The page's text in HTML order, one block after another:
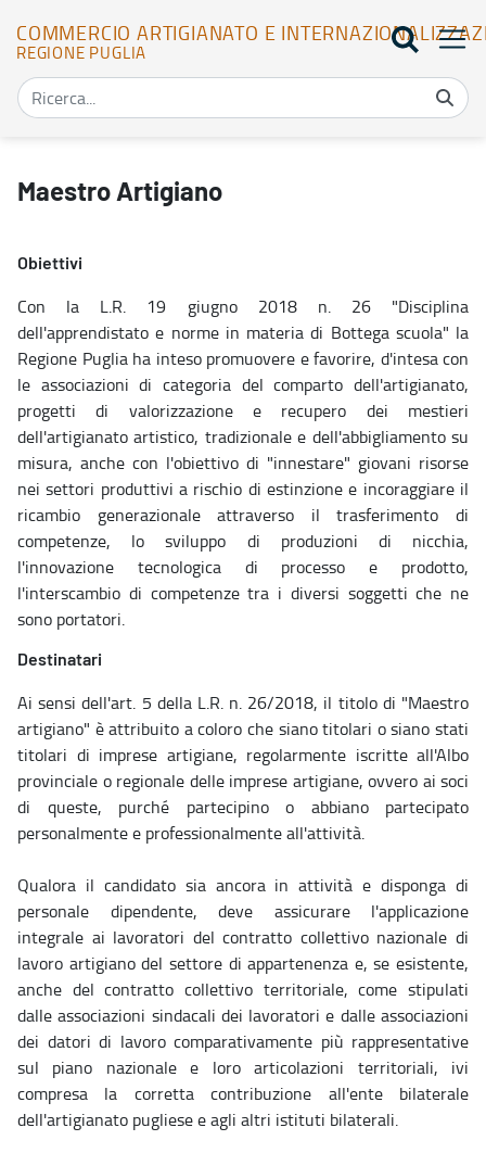
COMMERCIO ARTIGIANATO E
REGIONE PUGLIA
Maestro Artigiano
Obiettivi
Con la L.R. 19 giugno 2018 n. 26 "Disciplina
dell'apprendistato e norme in materia di Bottega scuola" la
Regione Puglia ha inteso promuovere e favorire, d'intesa con
le associazioni di categoria del comparto dell'artigianato,
progetti di valorizzazione e recupero dei mestieri
dell'artigianato artistico, tradizionale e dell'abbigliamento su
misura, anche con l'obiettivo di "innestare" giovani risorse
nei settori produttivi a rischio di estinzione e incoraggiare il
ricambio generazionale attraverso il trasferimento di
competenze, lo sviluppo di produzioni di nicchia,
l'innovazione tecnologica di processo e prodotto,
l'interscambio di competenze tra i diversi soggetti che ne
sono portatori.
Destinatari
Ai sensi dell'art. 5 della L.R. n. 26/2018, il titolo di "Maestro
artigiano" è attribuito a coloro che siano titolari o siano stati
titolari di imprese artigiane, regolarmente iscritte all'Albo
provinciale o regionale delle imprese artigiane, ovvero ai soci
di queste, purché partecipino o abbiano partecipato
personalmente e professionalmente all'attività.
Qualora il candidato sia ancora in attività e disponga di
personale dipendente, deve assicurare l'applicazione
integrale ai lavoratori del contratto collettivo nazionale di
lavoro artigiano del settore di appartenenza e, se esistente,
anche del contratto collettivo territoriale, come stipulati
dalle associazioni sindacali dei lavoratori e dalle associazioni
dei datori di lavoro comparativamente più rappresentative
sul piano nazionale e loro articolazioni territoriali, ivi
compresa la corretta contribuzione all'ente bilaterale
dell'artigianato pugliese e agli altri istituti bilaterali.